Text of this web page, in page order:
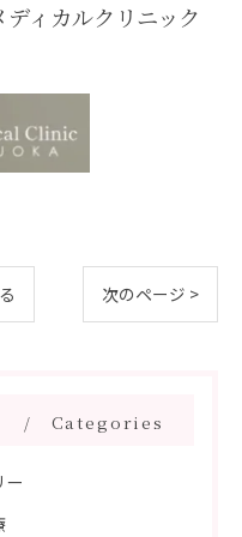
ィカルクリニック
次のページ >
Categories
ー